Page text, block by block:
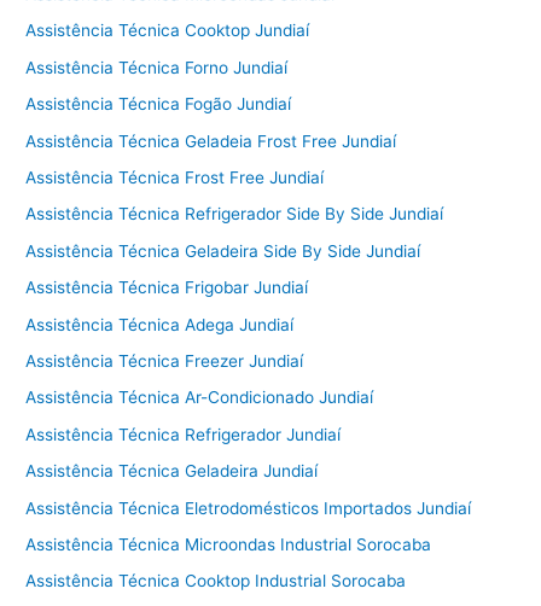
Assistência Técnica Cooktop Jundiaí
Assistência Técnica Forno Jundiaí
Assistência Técnica Fogão Jundiaí
Assistência Técnica Geladeia Frost Free Jundiaí
Assistência Técnica Frost Free Jundiaí
Assistência Técnica Refrigerador Side By Side Jundiaí
Assistência Técnica Geladeira Side By Side Jundiaí
Assistência Técnica Frigobar Jundiaí
Assistência Técnica Adega Jundiaí
Assistência Técnica Freezer Jundiaí
Assistência Técnica Ar-Condicionado Jundiaí
Assistência Técnica Refrigerador Jundiaí
Assistência Técnica Geladeira Jundiaí
Assistência Técnica Eletrodomésticos Importados Jundiaí
Assistência Técnica Microondas Industrial Sorocaba
Assistência Técnica Cooktop Industrial Sorocaba